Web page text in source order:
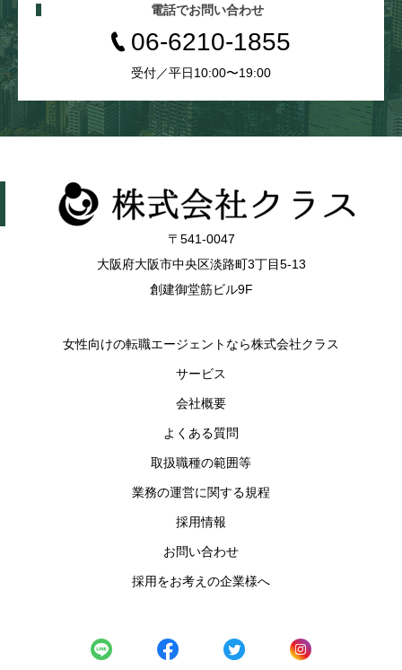
電話でお問い合わせ
06-6210-1855
受付／平日10:00〜19:00
〒541-0047
大阪府大阪市中央区淡路町3丁目5-13
創建御堂筋ビル9F
女性向けの転職エージェントなら株式会社クラス
サービス
会社概要
よくある質問
取扱職種の範囲等
業務の運営に関する規程
採用情報
お問い合わせ
採用をお考えの企業様へ